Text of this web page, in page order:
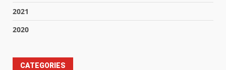
2021
2020
CATEGORIES